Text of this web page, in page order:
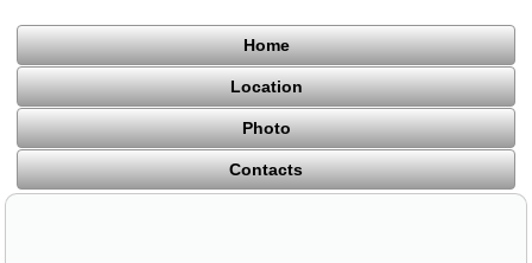
Home
Location
Photo
Contacts